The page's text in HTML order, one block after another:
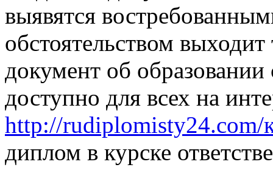
выявятся
обстоятельством выходит
документ об
доступно для всех на
http://rudiplomisty24.com/
диплом в курске